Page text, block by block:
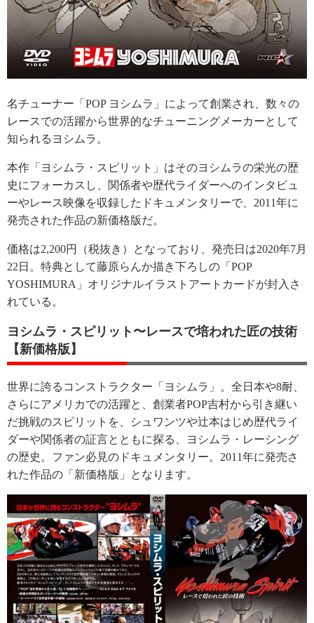
名チューナー「POP ヨシムラ」によって創業され、数々の
レースでの活躍から世界的なチューニングメーカーとして
知られるヨシムラ。
本作「ヨシムラ・スピリット」はそのヨシムラの栄光の歴
史にフォーカスし、関係者や歴代ライダーへのインタビュ
ーやレース映像を収録したドキュメンタリーで、2011年に
発売された作品の新価格版だ。
価格は2,200円（税抜き）となっており、発売日は2020年7月
22日。特典として藤原らんか描き下ろしの「POP
YOSHIMURA」オリジナルイラストアートカードが封入さ
れている。
ヨシムラ・スピリット〜レースで培われた匠の技術
【新価格版】
世界に誇るコンストラクター「ヨシムラ」。全日本や8耐、
さらにアメリカでの活躍と、創業者POP吉村から引き継い
だ挑戦のスピリットを、シュワンツや辻本はじめ歴代ライ
ダーや関係者の証言とともに探る、ヨシムラ・レーシング
の歴史。ファン必見のドキュメンタリー。2011年に発売さ
れた作品の「新価格版」となります。